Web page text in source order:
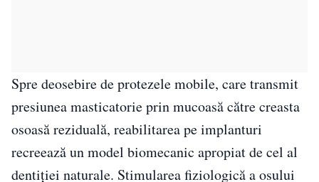
Spre deosebire de protezele mobile, care transmit
presiunea masticatorie prin mucoasă către creasta
osoasă reziduală, reabilitarea pe implanturi
recreează un model biomecanic apropiat de cel al
dentiției naturale. Stimularea fiziologică a osului